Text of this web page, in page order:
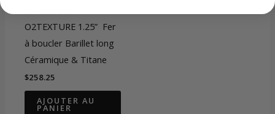
O2TEXTURE 1.25” Fer
à boucler Barillet long
Céramique & Titane
$258.25
AJOUTER AU
PANIER